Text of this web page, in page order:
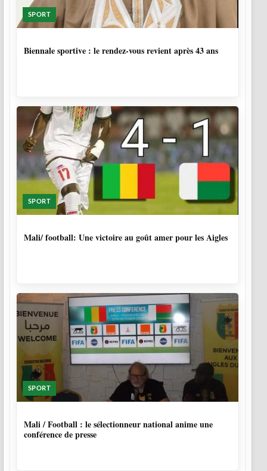
SPORT
Biennale sportive : le rendez-vous revient après 43 ans
SPORT
Mali/ football: Une victoire au goût amer pour les Aigles
SPORT
Mali / Football : le sélectionneur national anime une
conférence de presse